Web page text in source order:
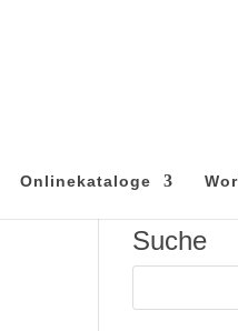
Onlinekataloge
Suche